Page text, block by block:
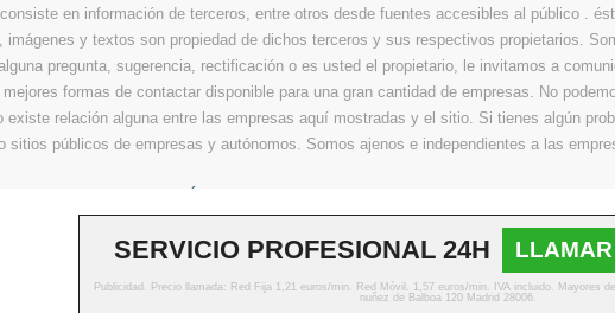
en información de terceros, entre otros desde fuentes accesibles al público .
y textos son propiedad de dichos terceros y sus respectivos propietarios.
pregunta, sugerencia, rectificación o es usted el propietario, le invitamos a
formas de contactar disponible para una gran cantidad de empresas. No
existe relación alguna entre las empresas aquí mostradas y el sitio. Si tienes algún
sitios públicos de empresas y autónomos. Somos ajenos e independientes a las
© Copyright 2013 - 2026 Todos los derechos
SERVICIO PROFESIONAL 24H
Publicidad. Precio llamada: Red Fija 1,21 euros/min. Red Móvil. 1,57 euros/min. IVA incluido. Mayores
nuñez de Balboa 120 Madrid 28006.